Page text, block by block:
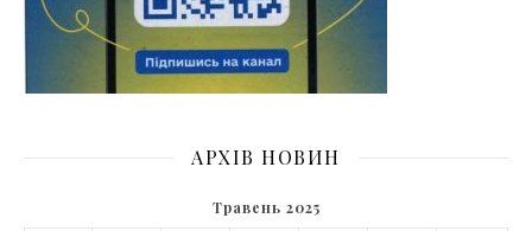
АРХІВ НОВИН
Травень 2025